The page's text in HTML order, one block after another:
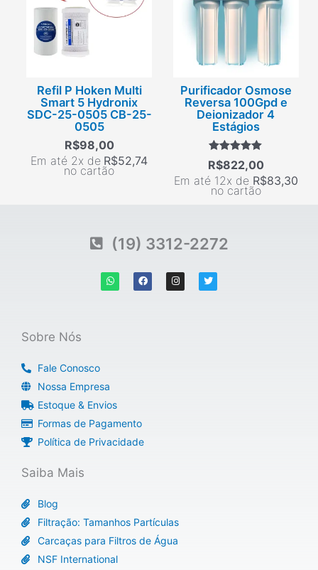
Refil P Hoken Multi
Smart 5 Hydronix
SDC-25-0505 CB-25-
0505
R$98,00
Em até 2x de R$52,74
no cartão
Purificador Osmose
Reversa 100Gpd e
Deionizador 4
Estágios
Avaliação
5.00
de 5
R$822,00
Em até 12x de R$83,30
no cartão
(19) 3312-2272
W
h
a
F
a
c
I
n
s
T
w
i
Sobre Nós
Fale Conosco
Nossa Empresa
Estoque & Envios
Formas de Pagamento
Política de Privacidade
Saiba Mais
Blog
Filtração: Tamanhos Partículas
Carcaças para Filtros de Água
NSF International